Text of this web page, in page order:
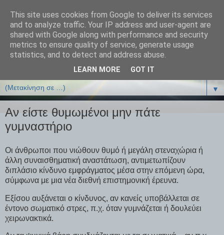
ΒΙΟΛΟΓΙΑonline.gr
Online Μαθήματα Βιολογίας
▼
Αν είστε θυμωμένοι μην πάτε
γυμναστήριο
Οι άνθρωποι που νιώθουν θυμό ή μεγάλη στεναχώρια ή
άλλη συναισθηματική αναστάτωση, αντιμετωπίζουν
διπλάσιο κίνδυνο εμφράγματος μέσα στην επόμενη ώρα,
σύμφωνα με μια νέα διεθνή επιστημονική έρευνα.
Εξίσου αυξάνεται ο κίνδυνος, αν κανείς υποβάλλεται σε
έντονο σωματικό στρες, π.χ. όταν γυμνάζεται ή δουλεύει
χειρωνακτικά.
This site uses cookies from Google to deliver its services
and to analyze traffic. Your IP address and user-agent are
shared with Google along with performance and security
metrics to ensure quality of service, generate usage
statistics, and to detect and address abuse.
LEARN MORE GOT IT